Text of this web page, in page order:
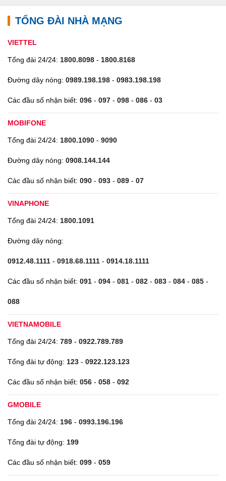
TỔNG ĐÀI NHÀ MẠNG
VIETTEL
Tổng đài 24/24: 1800.8098 - 1800.8168
Đường dây nóng: 0989.198.198 - 0983.198.198
Các đầu số nhận biết: 096 - 097 - 098 - 086 - 03
MOBIFONE
Tổng đài 24/24: 1800.1090 - 9090
Đường dây nóng: 0908.144.144
Các đầu số nhận biết: 090 - 093 - 089 - 07
VINAPHONE
Tổng đài 24/24: 1800.1091
Đường dây nóng:
0912.48.1111 - 0918.68.1111 - 0914.18.1111
Các đầu số nhận biết: 091 - 094 - 081 - 082 - 083 - 084 - 085 -
088
VIETNAMOBILE
Tổng đài 24/24: 789 - 0922.789.789
Tổng đài tự động: 123 - 0922.123.123
Các đầu số nhận biết: 056 - 058 - 092
GMOBILE
Tổng đài 24/24: 196 - 0993.196.196
Tổng đài tự động: 199
Các đầu số nhận biết: 099 - 059